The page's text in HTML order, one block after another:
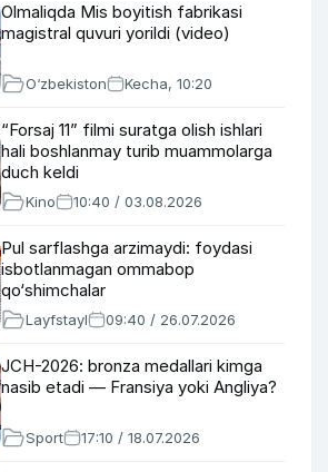
Olmaliqda Mis boyitish fabrikasi
magistral quvuri yorildi (video)
O‘zbekiston Kecha, 10:20
“Forsaj 11” filmi suratga olish ishlari
hali boshlanmay turib muammolarga
duch keldi
Kino 10:40 / 03.08.2026
Pul sarflashga arzimaydi: foydasi
isbotlanmagan ommabop
qo‘shimchalar
Layfstayl 09:40 / 26.07.2026
JCH-2026: bronza medallari kimga
nasib etadi — Fransiya yoki Angliya?
Sport 17:10 / 18.07.2026